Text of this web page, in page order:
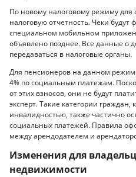
По новому налоговому режиму для
налоговую отчетность. Чеки
специальном мобильном
объявлено позднее. Все данные о
передаваться в налоговые органы.
Для пенсионеров на данном
4% по социальным платежам.
от этих взносов, они не будут
эксперт. Такие категории
инвалидностью, также частично
социальных платежей. Правила
между арендодателем и
Изменения для
недвижимости